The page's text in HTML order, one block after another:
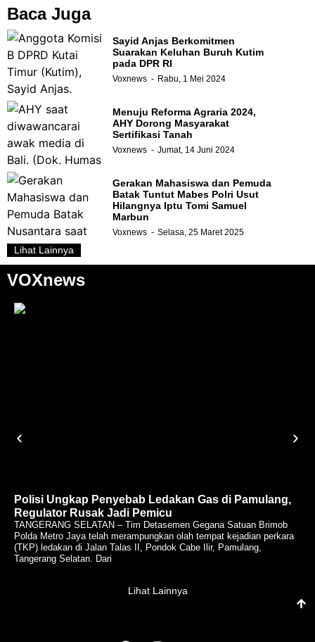
Baca Juga
Sayid Anjas Berkomitmen
Suarakan Keluhan Buruh Kutim
pada DPR RI
Voxnews Rabu, 1 Mei 2024
Menuju Reforma Agraria 2024,
AHY Dorong Masyarakat
Sertifikasi Tanah
Voxnews Jumat, 14 Juni 2024
Gerakan Mahasiswa dan Pemuda
Batak Tuntut Mabes Polri Usut
Hilangnya Iptu Tomi Samuel
Marbun
Voxnews Selasa, 25 Maret 2025
Lihat Lainnya
VOXnews
Polisi Ungkap Penyebab Ledakan Gas di Pamulang,
Regulator Rusak Jadi Pemicu
TANGERANG SELATAN – Tim Detasemen Gegana Satuan Brimob
Polda Metro Jaya telah merampungkan olah tempat kejadian perkara
(TKP) ledakan di Jalan Talas II, Pondok Cabe Ilir, Pamulang,
Tangerang Selatan. Dari
Lihat Lainnya